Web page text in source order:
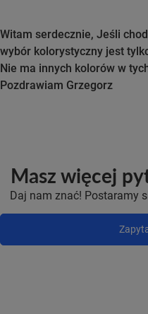
Witam serdecznie, Jeśli
wybór kolorystyczny jest
Nie ma innych kolorów w
Pozdrawiam Grzegorz
Masz więcej
Daj nam znać! Postaramy